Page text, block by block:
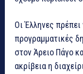
Οι Έλληνες
προγραμματικές
στον Άρειο Πάγο
ακρίβεια η